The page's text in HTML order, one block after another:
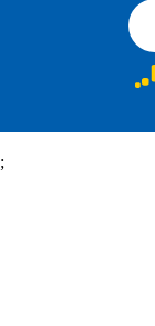
;